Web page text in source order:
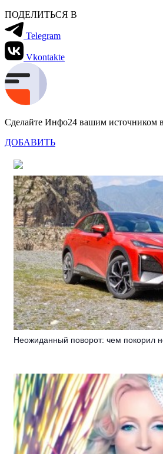
ПОДЕЛИТЬСЯ В
Telegram
Vkontakte
Сделайте Инфо24 вашим источником
ДОБАВИТЬ
Неожиданный поворот: чем покорил